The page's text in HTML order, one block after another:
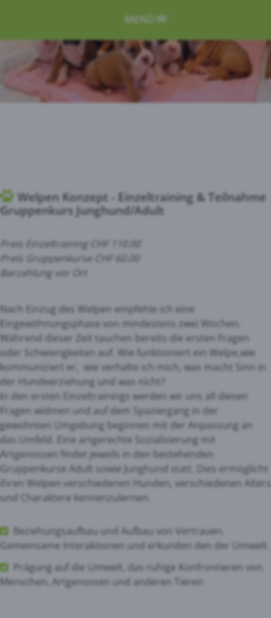
MENÜ
Welpen Konzept - Einzeltraining & Teilnahme
Gruppenkurs Junghund/Adult
Preis Einzeltraining CHF 110.00
Preis Gruppenkurse CHF 60.00
Barzahlung vor Ort
Nach Einzug des Welpen empfehle ich eine
Eingewöhnungsphase von mindestens zwei Wochen.
Während dieser Zeit tauchen bereits die ersten Fragen
oder Schwierigkeiten auf. Wie funktioniert ein Welpe,wie
kommuniziert er, wie verhalte ich mich, was macht Sinn in
der Hundeerziehung und was nicht?
In den ersten Einzeltrainings werden wir uns all diesen
Fragen widmen und auf dem Spaziergang in der
gewohnten Umgebung beginnen mit der Anpassung an
das Umfeld. Eine artgerechte Sozialisierung mit
Artgenossen findet jeweils in den bestehenden
Gruppenkurse Adult sowie Junghund statt. Dies ermöglicht
ihren Welpen verschiedenen Hunden, verschiedenen Alters
und Charaktere kennenzulernen.
Beziehungsaufbau und Aufbau von Vertrauen.
Gemeinsame Interaktionen und erkunden den der Umwelt
Prägung auf die Umwelt, das ruhige Konfrontieren von
Menschen, Artgenossen und anderen Tieren